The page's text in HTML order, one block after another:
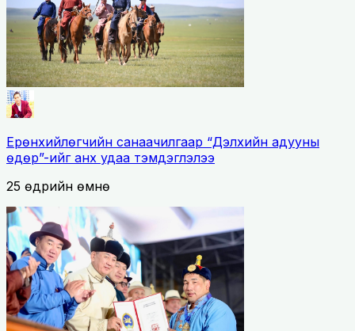
Ерөнхийлөгчийн санаачилгаар “Дэлхийн адууны
өдөр”-ийг анх удаа тэмдэглэлээ
25 өдрийн өмнө